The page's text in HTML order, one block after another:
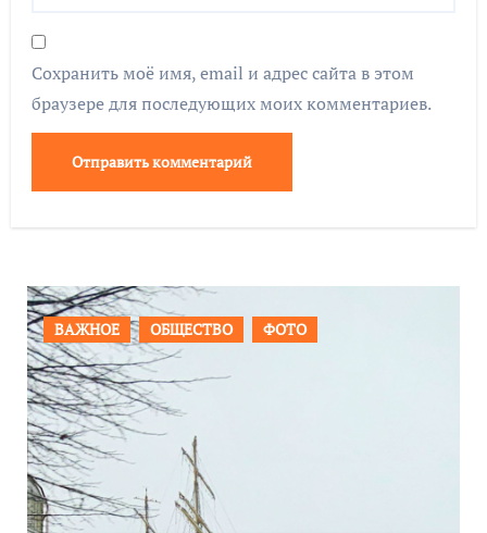
Сохранить моё имя, email и адрес сайта в этом
браузере для последующих моих комментариев.
ПРОИСШЕСТВИЯ ФОТО